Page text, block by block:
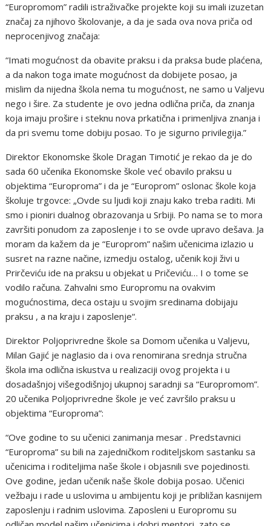
“Europromom” radili istraživačke projekte koji su imali izuzetan
značaj za njihovo školovanje, a da je sada ova nova priča od
neprocenjivog značaja:
“Imati mogućnost da obavite praksu i da praksa bude plaćena,
a da nakon toga imate mogućnost da dobijete posao, ja
mislim da nijedna škola nema tu mogućnost, ne samo u Valjevu
nego i šire. Za studente je ovo jedna odlična priča, da znanja
koja imaju prošire i steknu nova prkatična i primenljiva znanja i
da pri svemu tome dobiju posao. To je sigurno privilegija.”
Direktor Ekonomske škole Dragan Timotić je rekao da je do
sada 60 učenika Ekonomske škole već obavilo praksu u
objektima “Europroma” i da je “Europrom” oslonac škole koja
školuje trgovce: „Ovde su ljudi koji znaju kako treba raditi. Mi
smo i pioniri dualnog obrazovanja u Srbiji. Po nama se to mora
završiti ponudom za zaposlenje i to se ovde upravo dešava. Ja
moram da kažem da je “Europrom” našim učenicima izlazio u
susret na razne načine, izmedju ostalog, učenik koji živi u
Prirčeviću ide na praksu u objekat u Pričeviću… I o tome se
vodilo računa. Zahvalni smo Europromu na ovakvim
mogućnostima, deca ostaju u svojim sredinama dobijaju
praksu , a na kraju i zaposlenje“.
Direktor Poljoprivredne škole sa Domom učenika u Valjevu,
Milan Gajić je naglasio da i ova renomirana srednja stručna
škola ima odlična iskustva u realizaciji ovog projekta i u
dosadašnjoj višegodišnjoj ukupnoj saradnji sa “Europromom”.
20 učenika Poljoprivredne škole je već završilo praksu u
objektima “Europroma”:
“Ove godine to su učenici zanimanja mesar . Predstavnici
“Europroma” su bili na zajedničkom roditeljskom sastanku sa
učenicima i roditeljima naše škole i objasnili sve pojedinosti.
Ove godine, jedan učenik naše škole dobija posao. Učenici
vežbaju i rade u uslovima u ambijentu koji je približan kasnijem
zaposlenju i radnim uslovima. Zaposleni u Europromu su